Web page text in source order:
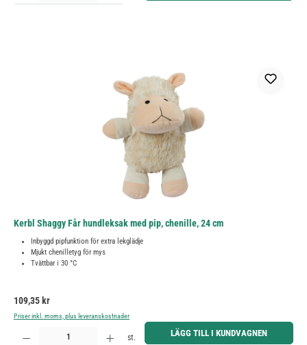
Kerbl Shaggy Får hundleksak med pip, chenille, 24 cm
Inbyggd pipfunktion för extra lekglädje
Mjukt chenilletyg för mys
Tvättbar i 30 °C
Ordinarie pris:
109,35 kr
Priser inkl. moms, plus leveranskostnader
Produktkvantitet: Ange önskat belopp eller använd knapparna för att öka eller minska kvantiteten.
st. LÄGG TILL I KUNDVAGNEN